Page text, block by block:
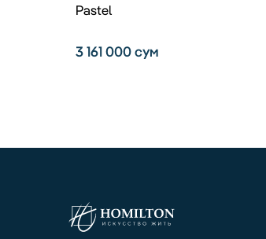
Pastel
3 161 000сум